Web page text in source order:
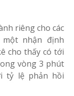
riêng cho các
nhận định
cho thấy có tới
vòng 3 phút
tỷ lệ phản hồi